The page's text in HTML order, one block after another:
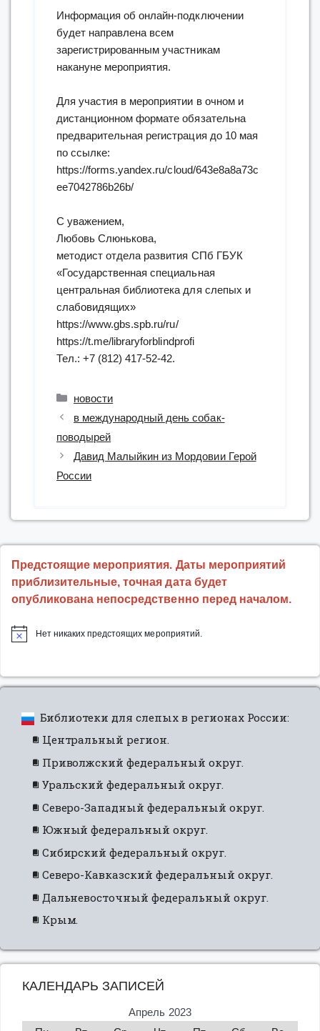
Информация об онлайн-подключении
будет направлена всем
зарегистрированным участникам
накануне мероприятия.
Для участия в мероприятии в очном и
дистанционном формате обязательна
предварительная регистрация до 10 мая
по ссылке:
https://forms.yandex.ru/cloud/643e8a8a73c
ee7042786b26b/
С уважением,
Любовь Слюнькова,
методист отдела развития СПб ГБУК
«Государственная специальная
центральная библиотека для слепых и
слабовидящих»
https://www.gbs.spb.ru/ru/
https://t.me/libraryforblindprofi
Тел.: +7 (812) 417-52-42.
Рубрики
новости
в международный день собак-
поводырей
Давид Малыйкин из Мордовии Герой
России
Предстоящие мероприятия. Даты мероприятий
приблизительные, точная дата будет
опубликована непосредственно перед началом.
Нет никаких предстоящих мероприятий.
Библиотеки для слепых в регионах России:
Центральный регион.
Приволжский федеральный округ.
Уральский федеральный округ.
Северо-Западный федеральный округ.
Южный федеральный округ.
Сибирский федеральный округ.
Северо-Кавказский федеральный округ.
Дальневосточный федеральный округ.
Крым.
КАЛЕНДАРЬ ЗАПИСЕЙ
Апрель 2023